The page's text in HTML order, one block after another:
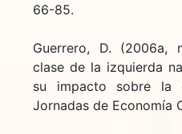
66-85.
Guerrero, D. (2006a,
clase de la izquierda
su impacto sobre la
Jornadas de Economía